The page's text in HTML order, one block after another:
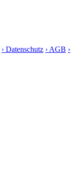
› Datenschutz › AGB ›